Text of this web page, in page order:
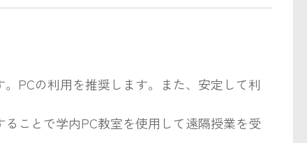
PCの利用を推奨します。また、安定して利
ことで学内PC教室を使用して遠隔授業を受